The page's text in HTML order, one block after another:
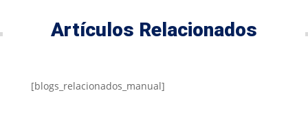
Artículos Relacionados
[blogs_relacionados_manual]